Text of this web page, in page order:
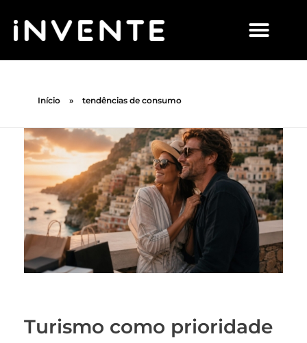
Início » tendências de consumo
Turismo como prioridade